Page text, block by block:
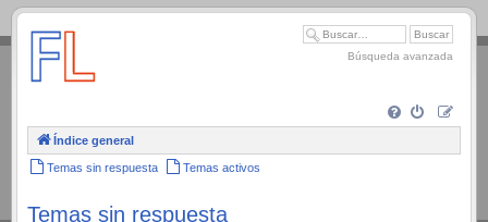
.
Búsqueda avanzada
Índice general
Temas sin respuesta Temas activos
Temas sin respuesta